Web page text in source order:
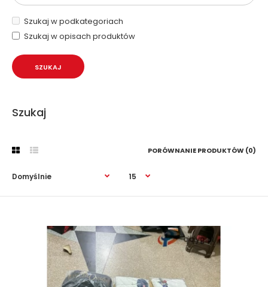
Szukaj w podkategoriach
Szukaj w opisach produktów
Szukaj
PORÓWNANIE PRODUKTÓW (0)